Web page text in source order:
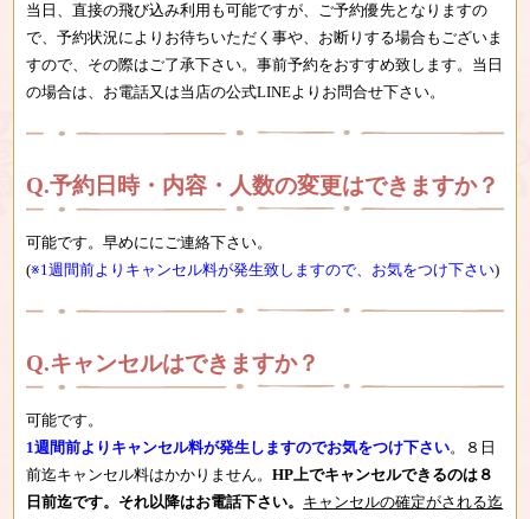
当日、直接の飛び込み利用も可能ですが、ご予約優先となりますの
で、予約状況により お待ちいただく事や、お断りする場合もございま
すので、その際はご了承下さい。事前予約をおすすめ致します。当日
の場合は、お電話又は当店の公式LINEよりお問合せ下さい。
予約日時・内容・人数の変更はできますか？
可能です。早めににご連絡下さい。
(※1週間前よりキャンセル料が発生致しますので、お気をつけ下さい)
キャンセルはできますか？
可能です。
1週間前よりキャンセル料が発生しますのでお気をつけ下さい。８日
前迄キャンセル料はかかりません。HP上でキャンセルできるのは８
日前迄です。それ以降はお電話下さい。 キャンセルの確定がされる迄